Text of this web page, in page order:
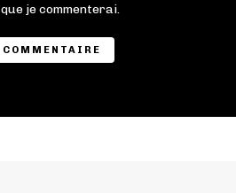
je commenterai.